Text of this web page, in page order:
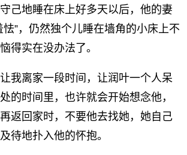
己地睡在床上好多天以后，他的妻
怯”，仍然独个儿睡在墙角的小床上不
得实在没办法了。
我离家一段时间，让润叶一个人呆
的时间里，也许就会开始想念他，
返回家时，不要他去找她，她自己
待地扑入他的怀抱。